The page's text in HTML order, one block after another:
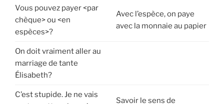
Vous pouvez payer <par
chèque> ou <en
espèces>?
Avec l’espèce, on paye
avec la monnaie au papier
On doit vraiment aller au
marriage de tante
Élisabeth?
C’est stupide. Je ne vais
Savoir le sens de